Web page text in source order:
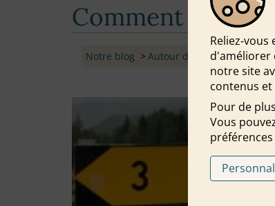
Comment créer
Notre blog Autour du liend'améliorer
notre site
contenus
Pour de
Vous